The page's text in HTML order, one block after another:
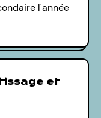
l'année
et